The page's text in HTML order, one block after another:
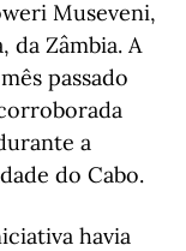
Museveni,
da Zâmbia. A
passado
a
do Cabo.
havia